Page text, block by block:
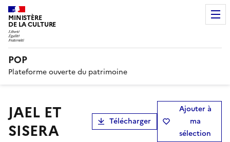
MINISTÈRE
DE LA CULTURE
POP
Plateforme ouverte du patrimoine
JAEL ET
SISERA
Télécharger
Ajouter à
ma
sélection